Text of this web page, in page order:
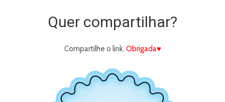
Quer compartilhar?
Compartilhe o link. Obrigada♥